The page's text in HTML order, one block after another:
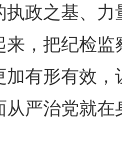
执政之基、
来，把纪检
加有形有效
从严治党就在